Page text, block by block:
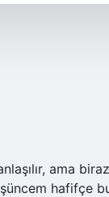
ama
hafifçe